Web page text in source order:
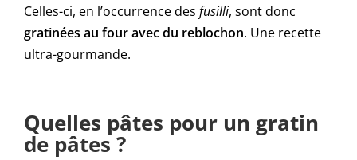
Celles-ci, en l’occurrence des fusilli, sont donc
gratinées au four avec du reblochon. Une recette
ultra-gourmande.
Quelles pâtes pour un gratin
de pâtes ?